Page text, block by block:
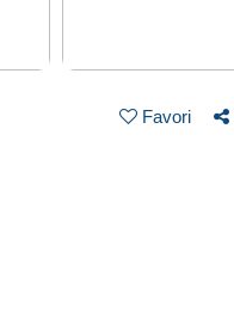
Favori